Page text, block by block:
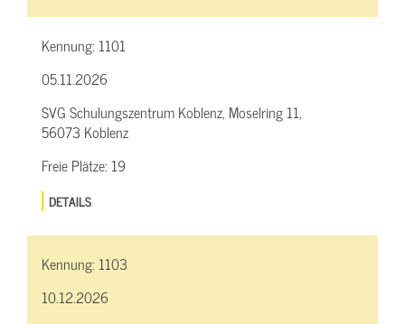
Kennung: 1101
05.11.2026
SVG Schulungszentrum Koblenz, Moselring 11,
56073 Koblenz
Freie Plätze: 19
DETAILS
Kennung: 1103
10.12.2026